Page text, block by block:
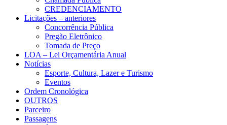
CREDENCIAMENTO
Licitações – anteriores
Concorrência Pública
Pregão Eletrônico
Tomada de Preço
LOA – Lei Orçamentária Anual
Notícias
Esporte, Cultura, Lazer e Turismo
Eventos
Ordem Cronológica
OUTROS
Parceiro
Passagens